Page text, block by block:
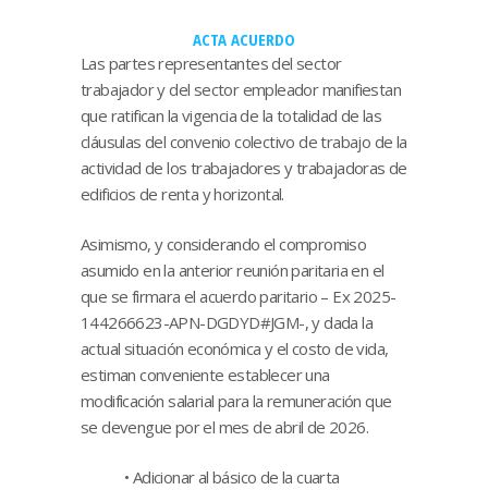
ACTA ACUERDO
Las partes representantes del sector
trabajador y del sector empleador manifiestan
que ratifican la vigencia de la totalidad de las
cláusulas del convenio colectivo de trabajo de la
actividad de los trabajadores y trabajadoras de
edificios de renta y horizontal.
Asimismo, y considerando el compromiso
asumido en la anterior reunión paritaria en el
que se firmara el acuerdo paritario – Ex 2025-
144266623-APN-DGDYD#JGM-, y dada la
actual situación económica y el costo de vida,
estiman conveniente establecer una
modificación salarial para la remuneración que
se devengue por el mes de abril de 2026.
• Adicionar al básico de la cuarta